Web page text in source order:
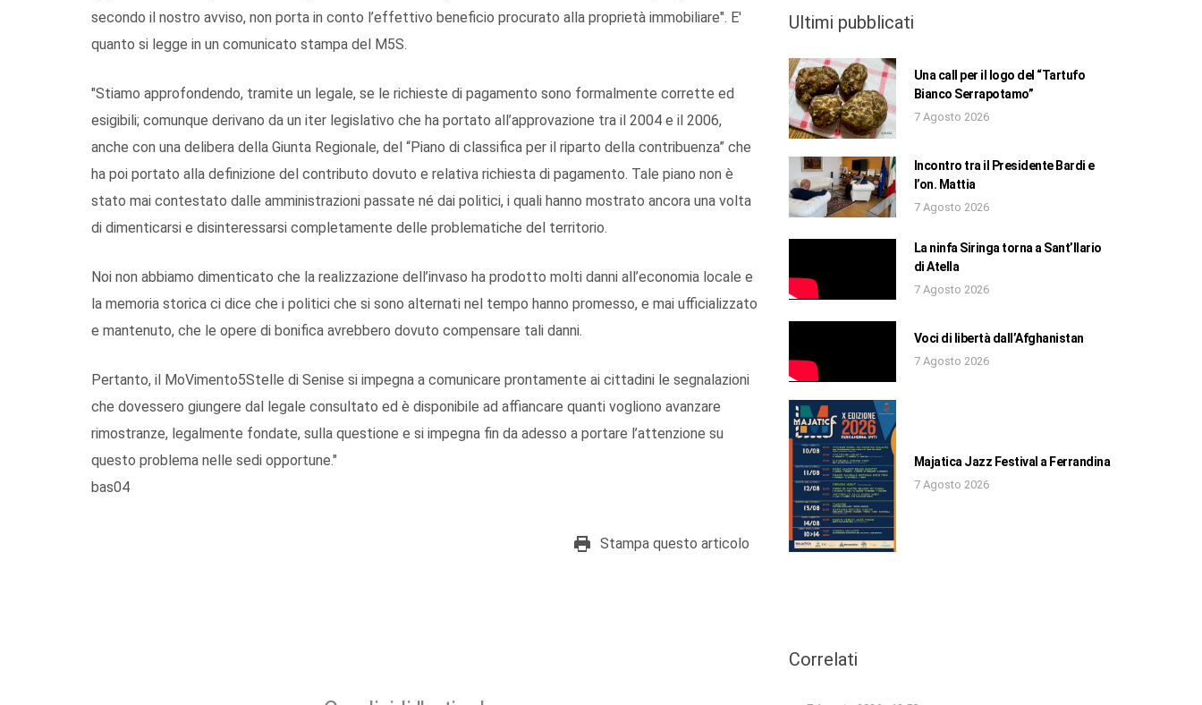
secondo il nostro avviso, non porta in conto l’effettivo beneficio procurato alla proprietà immobiliare". E'
quanto si legge in un comunicato stampa del M5S.
"Stiamo approfondendo, tramite un legale, se le richieste di pagamento sono formalmente corrette ed
esigibili; comunque derivano da un iter legislativo che ha portato all’approvazione tra il 2004 e il 2006,
anche con una delibera della Giunta Regionale, del “Piano di classifica per il riparto della contribuenza” che
ha poi portato alla definizione del contributo dovuto e relativa richiesta di pagamento. Tale piano non è
stato mai contestato dalle amministrazioni passate né dai politici, i quali hanno mostrato ancora una volta
di dimenticarsi e disinteressarsi completamente delle problematiche del territorio.
Noi non abbiamo dimenticato che la realizzazione dell’invaso ha prodotto molti danni all’economia locale e
la memoria storica ci dice che i politici che si sono alternati nel tempo hanno promesso, e mai ufficializzato
e mantenuto, che le opere di bonifica avrebbero dovuto compensare tali danni.
Pertanto, il MoVimento5Stelle di Senise si impegna a comunicare prontamente ai cittadini le segnalazioni
che dovessero giungere dal legale consultato ed è disponibile ad affiancare quanti vogliono avanzare
rimostranze, legalmente fondate, sulla questione e si impegna fin da adesso a portare l’attenzione su
questo problema nelle sedi opportune."
bas04
Stampa questo articolo
Ultimi pubblicati
Una call per il logo del “Tartufo
Bianco Serrapotamo”
7 Agosto 2026
Incontro tra il Presidente Bardi e
l’on. Mattia
7 Agosto 2026
La ninfa Siringa torna a Sant’Ilario
di Atella
7 Agosto 2026
Voci di libertà dall’Afghanistan
7 Agosto 2026
Majatica Jazz Festival a Ferrandina
7 Agosto 2026
Correlati